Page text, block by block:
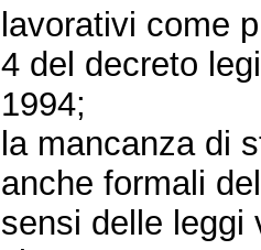
lavorativi come
4 del decreto
1994;
la mancanza di
anche formali
sensi delle leggi